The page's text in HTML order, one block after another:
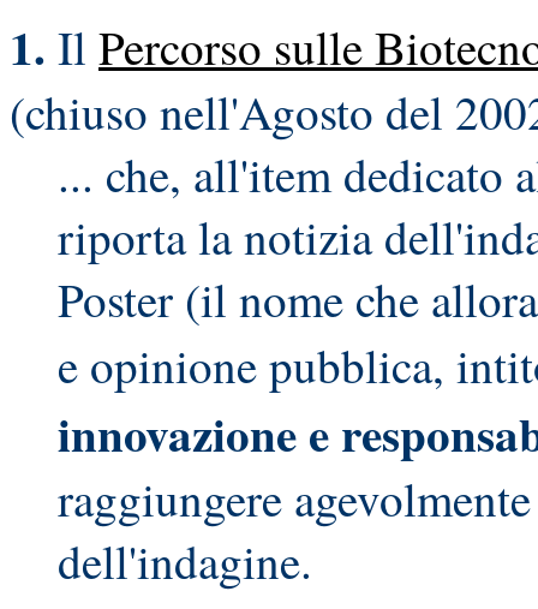
1. Il Percorso sulle
(chiuso nell'Agosto del
... che, all'item dedicato
riporta la notizia
Poster (il nome che
e opinione pubblica,
innovazione e
raggiungere
dell'indagine.